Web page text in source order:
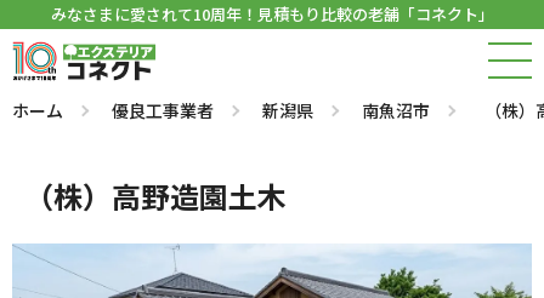
みなさまに愛されて10周年！見積もり比較の老舗「コネクト」
ホーム 優良工事業者 新潟県 南魚沼市 （株
（株）高野造園土木